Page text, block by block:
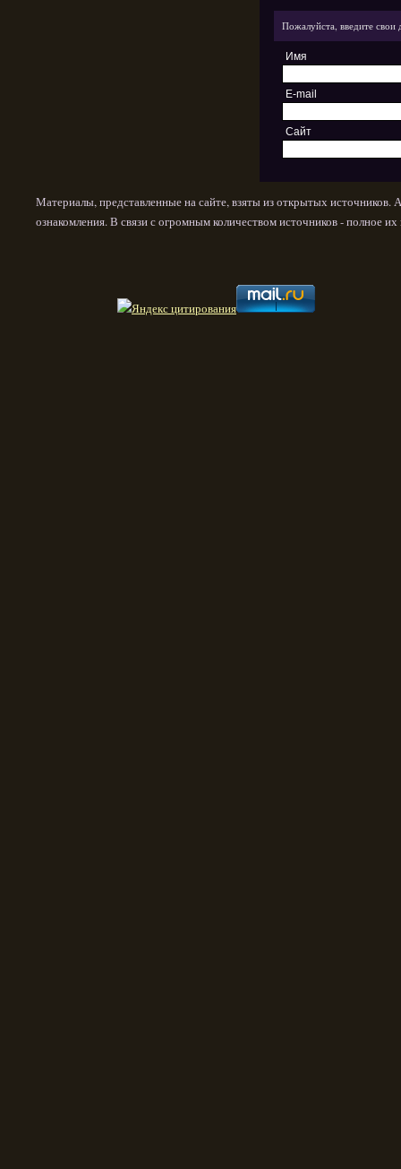
Пожалуйста, введите
Имя
E-mail
Сайт
Материалы, представленные на сайте, взяты из открытых
ознакомления. В связи с огромным количеством источников - полное